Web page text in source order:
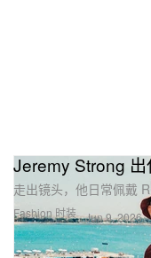
Fashion 时装
Jeremy Strong
走出镜头，他日常佩戴
Jun 9, 2026